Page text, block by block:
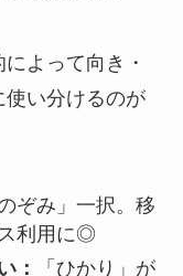
よって向き・
い分けるのが
のぞみ」一択。移
利用に◎
：
「ひかり」が